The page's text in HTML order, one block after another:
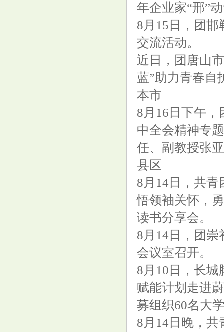
年企业家“邢”
8月15日，团
交流活动。
近日，团唐山
蓝”助力青春自
本市
8月16日下午
中全会精神专
任、副教授张
县区
8月14日，共
悟领袖关怀，
读书分享会。
8月14日，团
会议室召开。
8月10日，长
赋能计划走进
募组织60名大
8月14日晚，